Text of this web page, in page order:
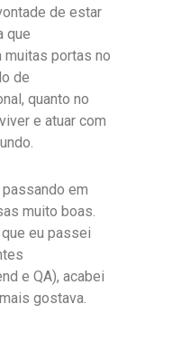
de estar
que
portas no
de
quanto no
e atuar com
em
muito boas.
eu passei
e QA), acabei
gostava.